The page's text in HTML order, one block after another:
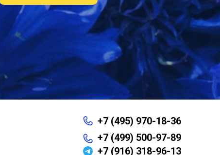
+7 (495) 970-18-36
+7 (499) 500-97-89
+7 (916) 318-96-13